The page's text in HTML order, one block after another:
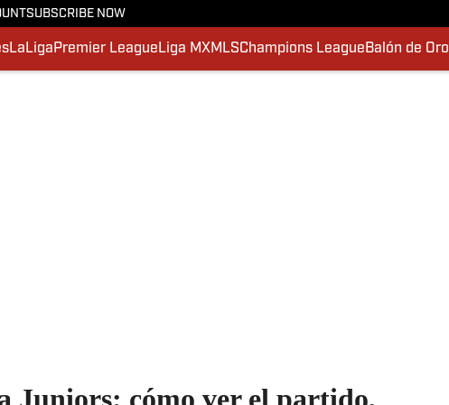
SUBSCRIBE NOW
LaLiga Premier League Liga MXMLSChampions League Balón de Oro